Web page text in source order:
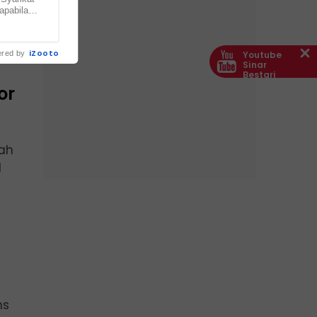
Youtube
Sinar
Bestari
by iZooto